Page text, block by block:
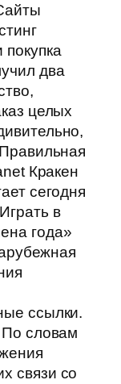
два
целых
Кракен
сегодня
в
года»
ссылки.
словам
связи со